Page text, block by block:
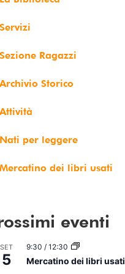
Ragazzi
Storico
per leggere
dei libri usati
eventi
SET
5
9:30 / 12:30
Mercatino dei libri usati